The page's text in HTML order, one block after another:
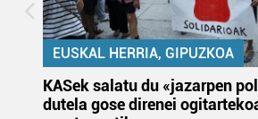
EUSKAL HERRIA, GIPUZKOA
KASek salatu du «jazarpen
dutela gose direnei